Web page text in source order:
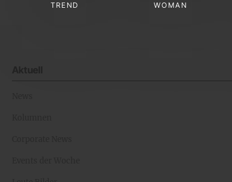
TREND WOMAN